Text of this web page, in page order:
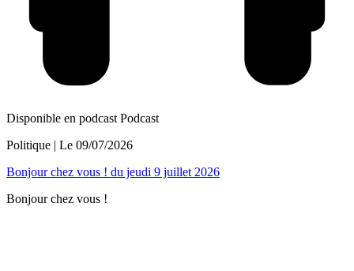
Disponible en podcast Podcast
Politique | Le 09/07/2026
Bonjour chez vous ! du jeudi 9 juillet 2026
Bonjour chez vous !